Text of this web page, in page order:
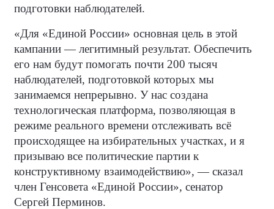
подготовки наблюдателей.
«Для «Единой России» основная цель в этой
кампании — легитимный результат. Обеспечить
его нам будут помогать почти 200 тысяч
наблюдателей, подготовкой которых мы
занимаемся непрерывно. У нас создана
технологическая платформа, позволяющая в
режиме реального времени отслеживать всё
происходящее на избирательных участках, и я
призываю все политические партии к
конструктивному взаимодействию», — сказал
член Генсовета «Единой России», сенатор
Сергей Перминов.